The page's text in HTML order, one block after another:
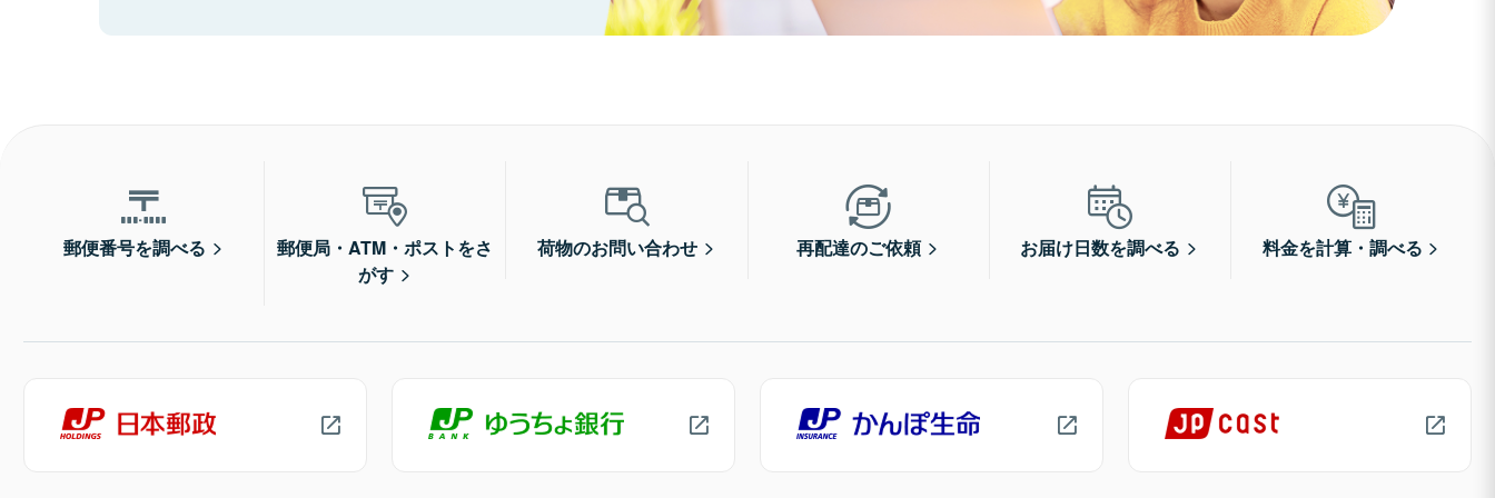
郵便番号を調べる
郵便局・ATM・ポストをさ
がす
荷物のお問い合わせ 再配達のご依頼 お届け日数を調べる 料金を計算・調べる